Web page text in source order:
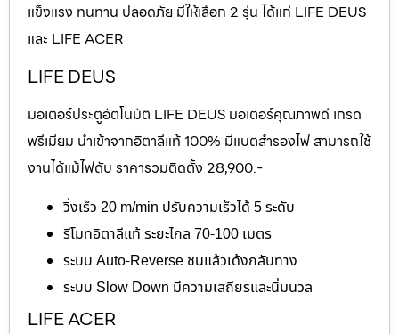
แข็งแรง ทนทาน ปลอดภัย มีให้เลือก 2 รุ่น ได้แก่ LIFE DEUS
และ LIFE ACER
LIFE DEUS
มอเตอร์ประตูอัตโนมัติ LIFE DEUS มอเตอร์คุณภาพดี เกรด
พรีเมียม นำเข้าจากอิตาลีแท้ 100% มีแบตสำรองไฟ สามารถใช้
งานได้แม้ไฟดับ ราคารวมติดตั้ง 28,900.-
วิ่งเร็ว 20 m/min ปรับความเร็วได้ 5 ระดับ
รีโมทอิตาลีแท้ ระยะไกล 70-100 เมตร
ระบบ Auto-Reverse ชนแล้วเด้งกลับทาง
ระบบ Slow Down มีความเสถียรและนิ่มนวล
LIFE ACER